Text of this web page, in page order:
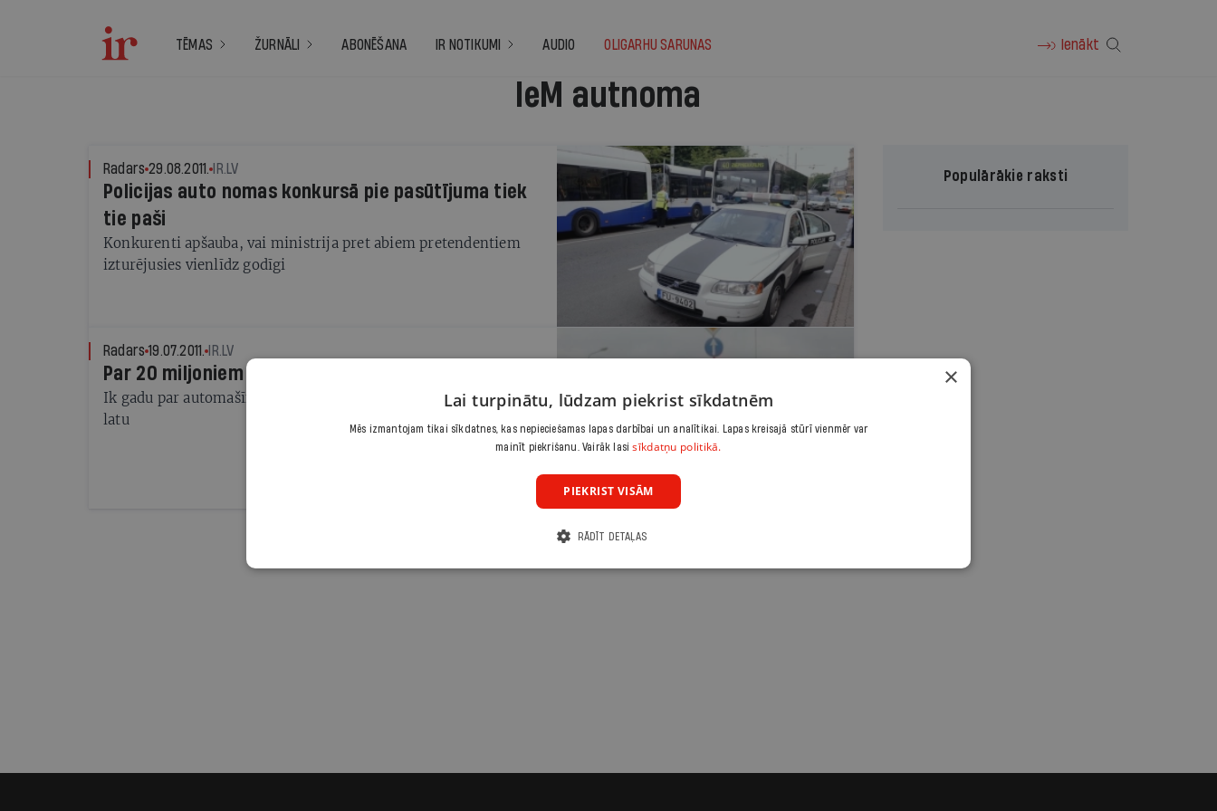
TĒMAS ŽURNĀLI ABONĒŠANA IR NOTIKUMI AUDIO OLIGARHU SARUNAS Ienākt
IeM autnoma
Radars 29.08.2011. IR.LV
Policijas auto nomas konkursā pie pasūtījuma tiek
tie paši
Konkurenti apšauba, vai ministrija pret abiem pretendentiem
izturējusies vienlīdz godīgi
Radars 19.07.2011. IR.LV
Par 20 miljoniem IeM ļauj slēgt autonomas līgumu
Ik gadu par automašīnu nomu valstij būs jāmaksā 4,22 miljonu
latu
Populārākie raksti
×
Lai turpinātu, lūdzam piekrist sīkdatnēm
Mēs izmantojam tikai sīkdatnes, kas nepieciešamas lapas darbībai un analītikai. Lapas kreisajā stūrī vienmēr var
mainīt piekrišanu. Vairāk lasisīkdatņu politikā.
PIEKRIST VISĀM
RĀDĪT DETAĻAS